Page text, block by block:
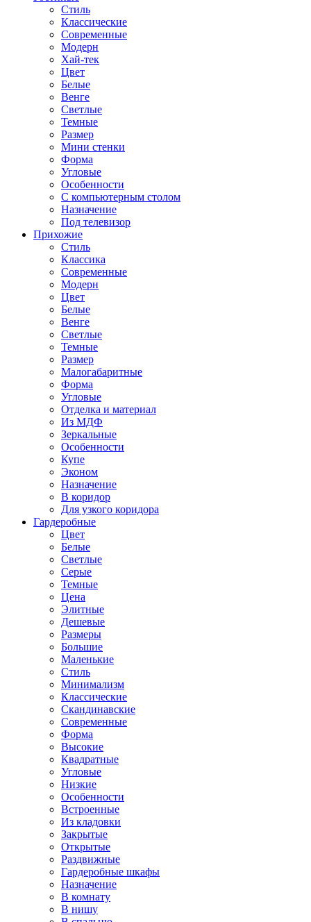
Стиль
Классические
Современные
Модерн
Хай-тек
Цвет
Белые
Венге
Светлые
Темные
Размер
Мини стенки
Форма
Угловые
Особенности
С компьютерным столом
Назначение
Под телевизор
Прихожие
Стиль
Классика
Современные
Модерн
Цвет
Белые
Венге
Светлые
Темные
Размер
Малогабаритные
Форма
Угловые
Отделка и материал
Из МДФ
Зеркальные
Особенности
Купе
Эконом
Назначение
В коридор
Для узкого коридора
Гардеробные
Цвет
Белые
Светлые
Серые
Темные
Цена
Элитные
Дешевые
Размеры
Большие
Маленькие
Стиль
Минимализм
Классические
Скандинавские
Современные
Форма
Высокие
Квадратные
Угловые
Низкие
Особенности
Встроенные
Из кладовки
Закрытые
Открытые
Раздвижные
Гардеробные шкафы
Назначение
В комнату
В нишу